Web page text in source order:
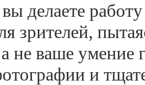
делаете
зрителей,
ваше умение
и